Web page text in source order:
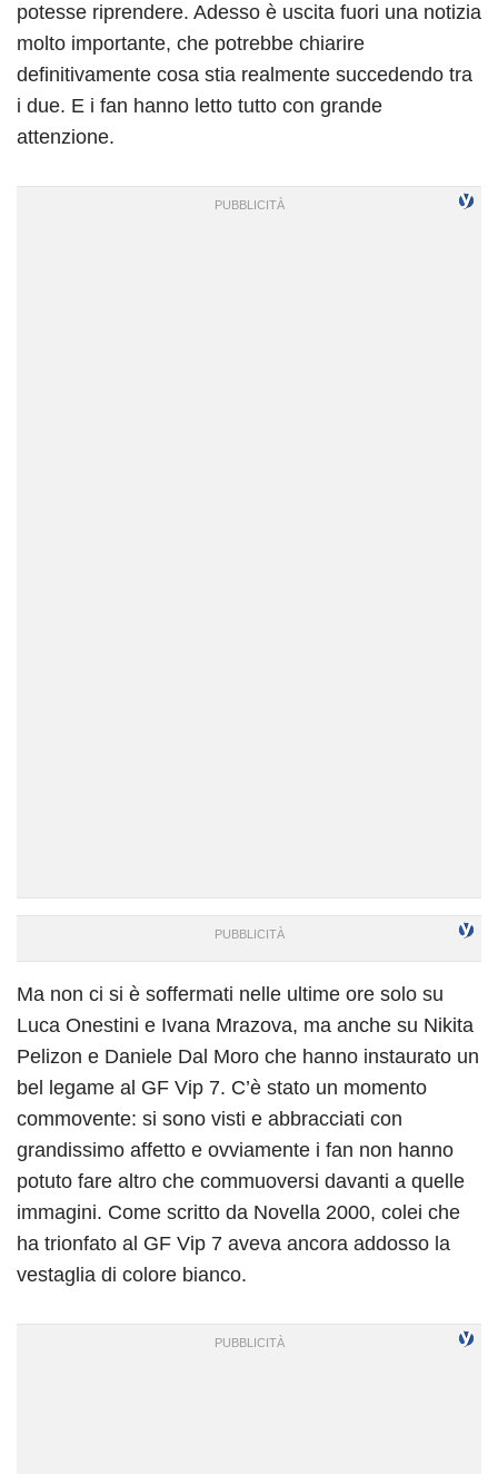
potesse riprendere. Adesso è uscita fuori una notizia
molto importante, che potrebbe chiarire
definitivamente cosa stia realmente succedendo tra
i due. E i fan hanno letto tutto con grande
attenzione.
Ma non ci si è soffermati nelle ultime ore solo su
Luca Onestini e Ivana Mrazova, ma anche su Nikita
Pelizon e Daniele Dal Moro che hanno instaurato un
bel legame al GF Vip 7. C’è stato un momento
commovente: si sono visti e abbracciati con
grandissimo affetto e ovviamente i fan non hanno
potuto fare altro che commuoversi davanti a quelle
immagini. Come scritto da Novella 2000, colei che
ha trionfato al GF Vip 7 aveva ancora addosso la
vestaglia di colore bianco.